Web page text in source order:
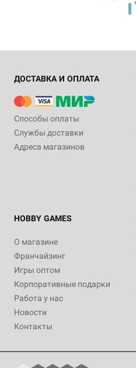
ДОСТАВКА И ОПЛАТА
Способы оплаты
Службы доставки
Адреса магазинов
HOBBY GAMES
О магазине
Франчайзинг
Игры оптом
Корпоративные подарки
Работа у нас
Новости
Контакты